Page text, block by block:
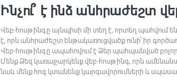
Ինչու՞ է ինձ անհրաժեշտ
Վեբ-հոսթինգը այնպիսի մի տեղ է, որտեղ պահվում
է, որն անհրաժեշտ ենթակառուցվածք ունի՝ իր
Վեբ-հոսթինգը ապահովում է Ձեր պահպանված
Մենք Ձեզ կառաջարկենք վեբ-հոսթինգ, որն
նաև մենք հոգ կտանենք կարգավորումների և